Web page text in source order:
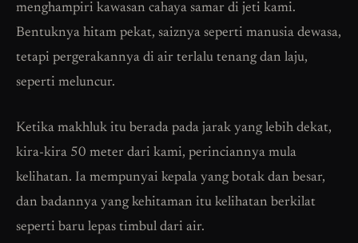
menghampiri kawasan cahaya samar di jeti kami.
Bentuknya hitam pekat, saiznya seperti manusia dewasa,
tetapi pergerakannya di air terlalu tenang dan laju,
seperti meluncur.
Ketika makhluk itu berada pada jarak yang lebih dekat,
kira-kira 50 meter dari kami, perinciannya mula
kelihatan. Ia mempunyai kepala yang botak dan besar,
dan badannya yang kehitaman itu kelihatan berkilat
seperti baru lepas timbul dari air.